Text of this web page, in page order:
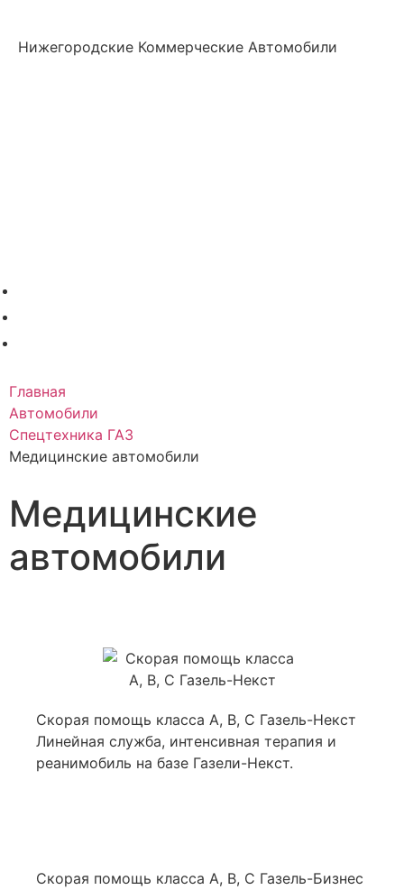
Нижегородские Коммерческие Автомобили
Главная
Автомобили
Спецтехника ГАЗ
Медицинские автомобили
Медицинские
автомобили
Скорая помощь класса А, В, С Газель-Некст
Линейная служба, интенсивная терапия и
реанимобиль на базе Газели-Некст.
Скорая помощь класса А, В, С Газель-Бизнес